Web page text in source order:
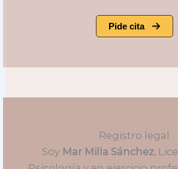
Pide cita
Registro legal
SoyMar Milla Sánchez,